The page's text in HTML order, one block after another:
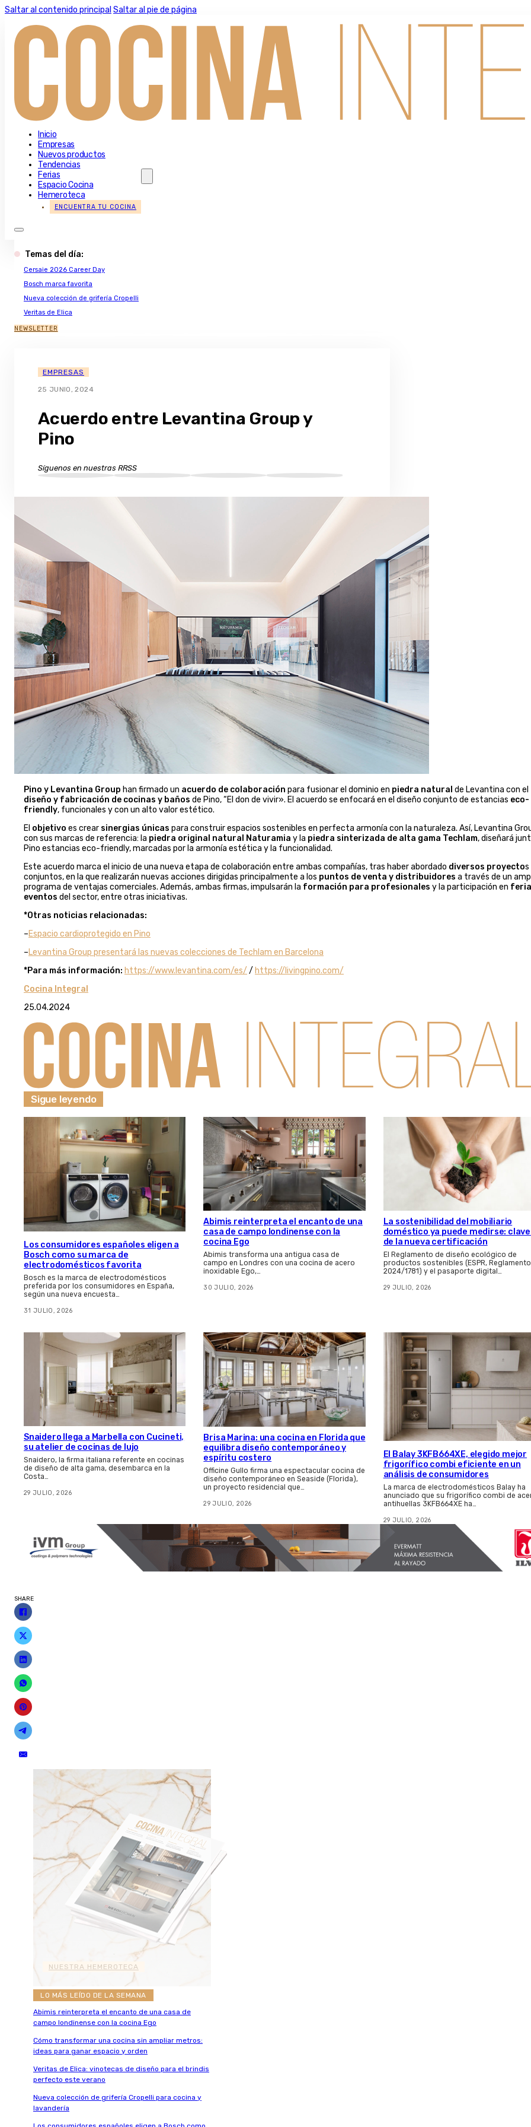
Saltar al contenido principal Saltar al pie de página
Inicio
Empresas
Nuevos productos
Tendencias
Ferias
Espacio Cocina
Hemeroteca
ENCUENTRA TU COCINA
Temas del día:
Cersaie 2026 Career Day
Bosch marca favorita
Nueva colección de grifería Cropelli
Veritas de Elica
NEWSLETTER
EMPRESAS
25 JUNIO, 2024
Acuerdo entre Levantina Group y
Pino
Síguenos en nuestras RRSS
Pino y Levantina Group han firmado un acuerdo de colaboración para fusionar el dominio en piedra natural de Levantina con el
diseño y fabricación de cocinas y baños de Pino, “El don de vivir». El acuerdo se enfocará en el diseño conjunto de estancias eco-
friendly, funcionales y con un alto valor estético.
El objetivo es crear sinergias únicas para construir espacios sostenibles en perfecta armonía con la naturaleza. Así, Levantina
con sus marcas de referencia: la piedra original natural Naturamia y la piedra sinterizada de alta gama Techlam, diseñará
Pino estancias eco-friendly, marcadas por la armonía estética y la funcionalidad.
Este acuerdo marca el inicio de una nueva etapa de colaboración entre ambas compañías, tras haber abordado diversos proyectos
conjuntos, en la que realizarán nuevas acciones dirigidas principalmente a los puntos de venta y distribuidores a través de un
programa de ventajas comerciales. Además, ambas firmas, impulsarán la formación para profesionales y la participación en
eventos del sector, entre otras iniciativas.
*Otras noticias relacionadas:
–Espacio cardioprotegido en Pino
–Levantina Group presentará las nuevas colecciones de Techlam en Barcelona
*Para más información: https://www.levantina.com/es/ / https://livingpino.com/
Cocina Integral
25.04.2024
Sigue leyendo
Los consumidores españoles eligen a
Bosch como su marca de
electrodomésticos favorita
Bosch es la marca de electrodomésticos
preferida por los consumidores en España,
según una nueva encuesta…
31 JULIO, 2026
Abimis reinterpreta el encanto de una
casa de campo londinense con la
cocina Ego
Abimis transforma una antigua casa de
campo en Londres con una cocina de acero
inoxidable Ego,…
30 JULIO, 2026
La sostenibilidad del mobiliario
doméstico ya puede medirse:
de la nueva certificación
El Reglamento de diseño ecológico de
productos sostenibles (ESPR, Reglamento
2024/1781) y el pasaporte digital…
29 JULIO, 2026
Snaidero llega a Marbella con Cucineti,
su atelier de cocinas de lujo
Snaidero, la firma italiana referente en cocinas
de diseño de alta gama, desembarca en la
Costa…
29 JULIO, 2026
Brisa Marina: una cocina en Florida que
equilibra diseño contemporáneo y
espíritu costero
Officine Gullo firma una espectacular cocina de
diseño contemporáneo en Seaside (Florida),
un proyecto residencial que…
29 JULIO, 2026
El Balay 3KFB664XE, elegido mejor
frigorífico combi eficiente en un
análisis de consumidores
La marca de electrodomésticos Balay ha
anunciado que su frigorífico combi de
antihuellas 3KFB664XE ha…
29 JULIO, 2026
SHARE
NUESTRA HEMEROTECA
LO MÁS LEÍDO DE LA SEMANA
Abimis reinterpreta el encanto de una casa de
campo londinense con la cocina Ego
Cómo transformar una cocina sin ampliar metros:
ideas para ganar espacio y orden
Veritas de Elica: vinotecas de diseño para el brindis
perfecto este verano
Nueva colección de grifería Cropelli para cocina y
lavandería